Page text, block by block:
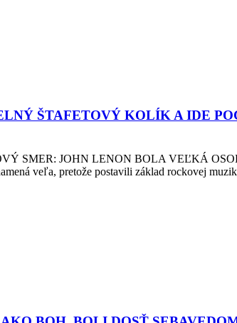
ŠTAFETOVÝ KOLÍK A IDE
SMER: JOHN LENON BOLA VEĽKÁ
veľa, pretože postavili základ rockovej